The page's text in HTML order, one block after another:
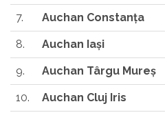
7. Auchan Constanţa
8. Auchan Iaşi
9. Auchan Târgu Mureş
10. Auchan Cluj Iris